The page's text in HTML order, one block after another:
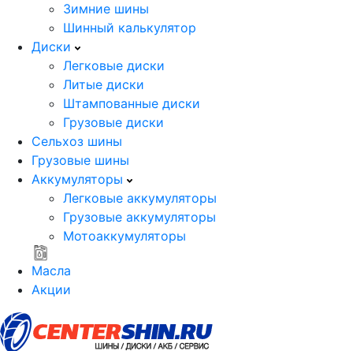
Зимние шины
Шинный калькулятор
Диски
Легковые диски
Литые диски
Штампованные диски
Грузовые диски
Сельхоз шины
Грузовые шины
Аккумуляторы
Легковые аккумуляторы
Грузовые аккумуляторы
Мотоаккумуляторы
Масла
Акции